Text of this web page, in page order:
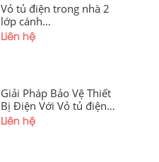
Vỏ tủ điện trong nhà 2
lớp cánh
1200x600x300x1,2mm
Sơn Tĩnh Điện Giá Tốt
Liên hệ
Giải Pháp Bảo Vệ Thiết
Bị Điện Với Vỏ tủ điện
ngoài trời 2 lớp cánh
1200x600x250mm
Liên hệ